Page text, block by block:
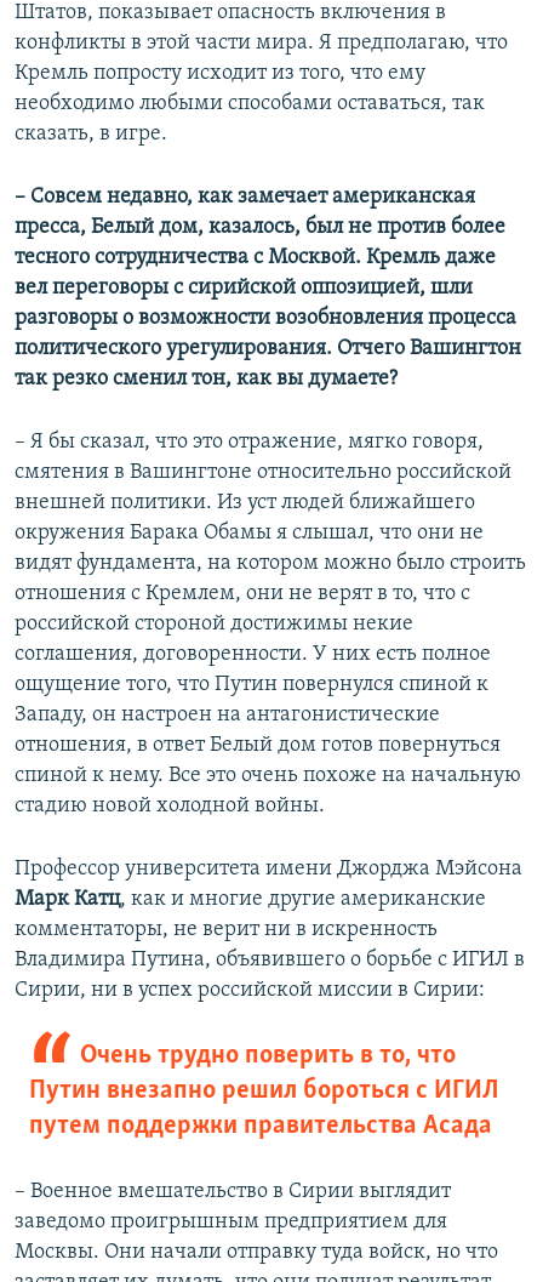
Штатов, показывает опасность включения в
конфликты в этой части мира. Я предполагаю, что
Кремль попросту исходит из того, что ему
необходимо любыми способами оставаться, так
сказать, в игре.
– Совсем недавно, как замечает американская
пресса, Белый дом, казалось, был не против более
тесного сотрудничества с Москвой. Кремль даже
вел переговоры с сирийской оппозицией, шли
разговоры о возможности возобновления процесса
политического урегулирования. Отчего Вашингтон
так резко сменил тон, как вы думаете?
– Я бы сказал, что это отражение, мягко говоря,
смятения в Вашингтоне относительно российской
внешней политики. Из уст людей ближайшего
окружения Барака Обамы я слышал, что они не
видят фундамента, на котором можно было строить
отношения с Кремлем, они не верят в то, что с
российской стороной достижимы некие
соглашения, договоренности. У них есть полное
ощущение того, что Путин повернулся спиной к
Западу, он настроен на антагонистические
отношения, в ответ Белый дом готов повернуться
спиной к нему. Все это очень похоже на начальную
стадию новой холодной войны.
Профессор университета имени Джорджа Мэйсона
Марк Катц, как и многие другие американские
комментаторы, не верит ни в искренность
Владимира Путина, объявившего о борьбе с ИГИЛ в
Сирии, ни в успех российской миссии в Сирии:
Очень трудно поверить в то, что
Путин внезапно решил бороться с ИГИЛ
путем поддержки правительства Асада
– Военное вмешательство в Сирии выглядит
заведомо проигрышным предприятием для
Москвы. Они начали отправку туда войск, но что